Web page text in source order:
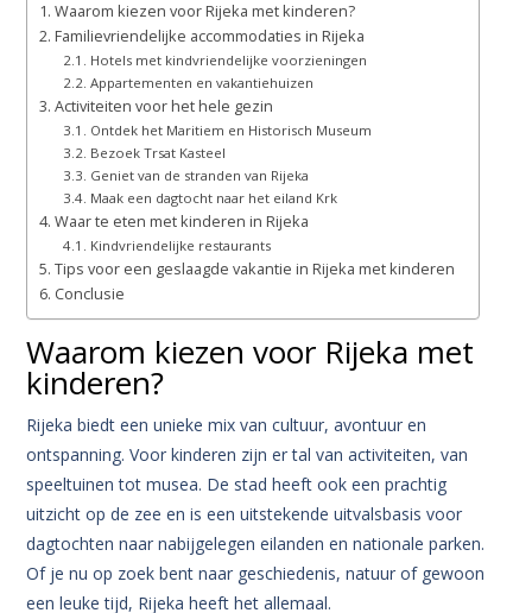
Waarom kiezen voor Rijeka met kinderen?
Familievriendelijke accommodaties in Rijeka
Hotels met kindvriendelijke voorzieningen
Appartementen en vakantiehuizen
Activiteiten voor het hele gezin
Ontdek het Maritiem en Historisch Museum
Bezoek Trsat Kasteel
Geniet van de stranden van Rijeka
Maak een dagtocht naar het eiland Krk
Waar te eten met kinderen in Rijeka
Kindvriendelijke restaurants
Tips voor een geslaagde vakantie in Rijeka met kinderen
Conclusie
Waarom kiezen voor Rijeka met
kinderen?
Rijeka biedt een unieke mix van cultuur, avontuur en
ontspanning. Voor kinderen zijn er tal van activiteiten, van
speeltuinen tot musea. De stad heeft ook een prachtig
uitzicht op de zee en is een uitstekende uitvalsbasis voor
dagtochten naar nabijgelegen eilanden en nationale parken.
Of je nu op zoek bent naar geschiedenis, natuur of gewoon
een leuke tijd, Rijeka heeft het allemaal.